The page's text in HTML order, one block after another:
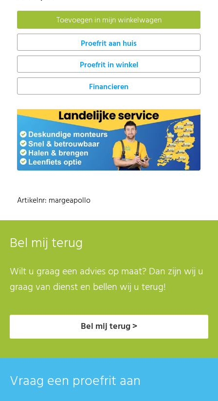
Proefrit in winkel
Financieren
Artikelnr: margeapollo
Bel mij terug
Wilt u graag een advies op maat? Dan zijn wij u
graag van dienst en bellen wij u terug!
Bel mij terug >
Vraag een proefrit aan